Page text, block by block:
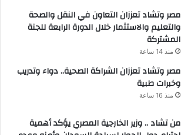
مصر وتشاد تعززان التعاون في النقل والصحة
والتعليم والاستثمار خلال الدورة الرابعة للجنة
المشتركة
منذ 14 ساعة
مصر وتشاد تعززان الشراكة الصحية.. دواء وتدريب
وخبرات طبية
منذ 16 ساعة
من تشاد .. وزير الخارجية المصري يؤكد أهمية